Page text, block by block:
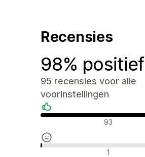
Recensies
98% positief
95 recensies voor alle
voorinstellingen
Positieve recensies
93
Neutrale recensies1